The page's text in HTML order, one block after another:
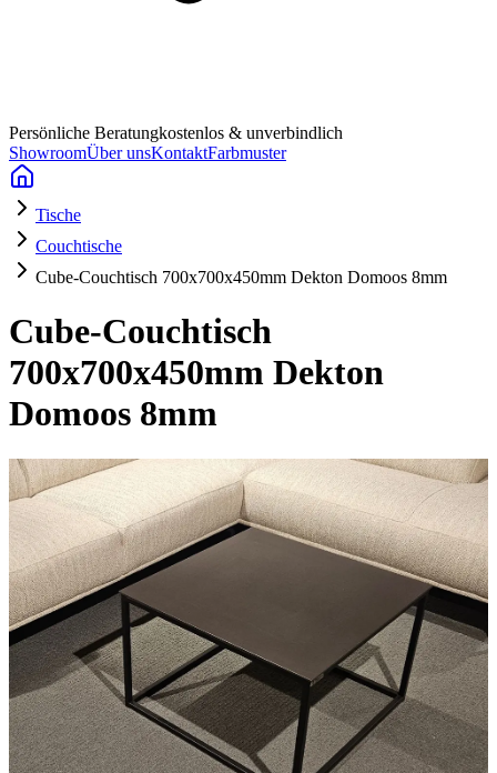
Persönliche Beratungkostenlos & unverbindlich
ShowroomÜber unsKontaktFarbmuster
Tische
Couchtische
Cube-Couchtisch 700x700x450mm Dekton Domoos 8mm
Cube-Couchtisch
700x700x450mm Dekton
Domoos 8mm